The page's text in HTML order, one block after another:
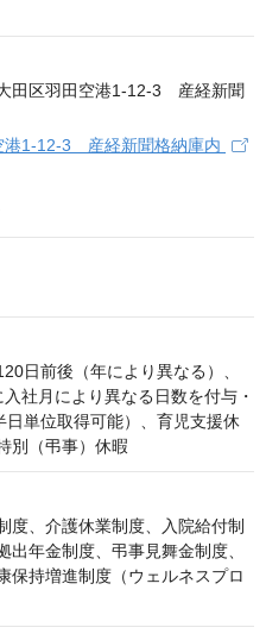
港1-12-3 産経新聞格納庫内
日前後（年により異なる）、
社月により異なる日数を付与・
単位取得可能）、育児支援休
別（弔事）休暇
度、介護休業制度、入院給付制
年金制度、弔事見舞金制度、
保持増進制度（ウェルネスプロ